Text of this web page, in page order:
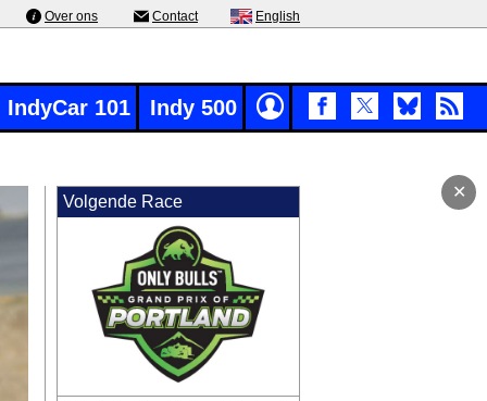
Over ons Contact English
IndyCar 101 Indy 500
✕
Volgende Race